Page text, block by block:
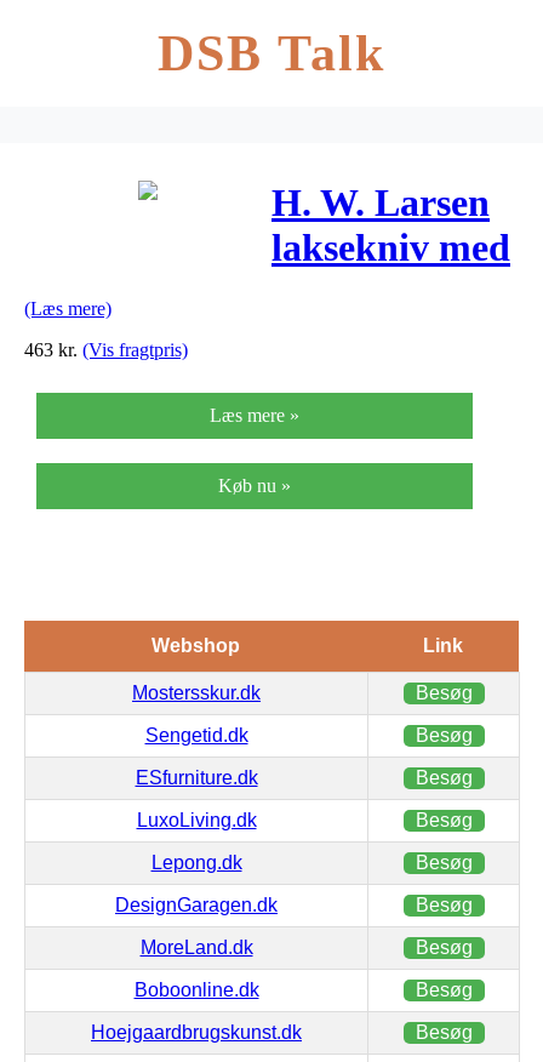
DSB Talk
H. W. Larsen
laksekniv med
25 cm
(Læs mere)
463 kr. (Vis fragtpris)
Læs mere »
Køb nu »
Webshop Link
Mostersskur.dk Besøg
Sengetid.dk Besøg
ESfurniture.dk Besøg
LuxoLiving.dk Besøg
Lepong.dk Besøg
DesignGaragen.dk Besøg
MoreLand.dk Besøg
Boboonline.dk Besøg
Hoejgaardbrugskunst.dk Besøg